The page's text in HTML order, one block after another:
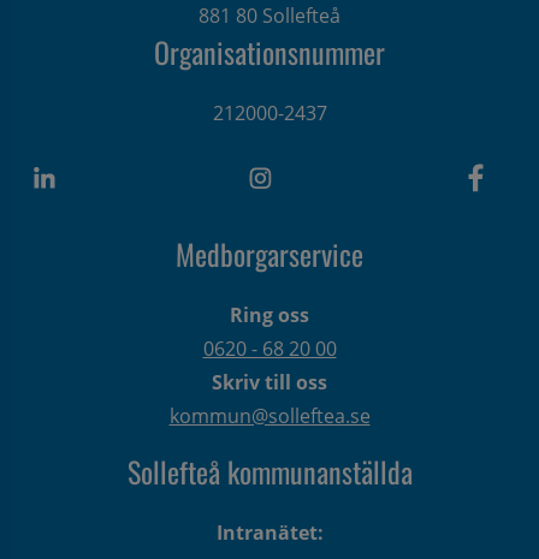
881 80 Sollefteå
Organisationsnummer
212000-2437
Medborgarservice
Ring oss
0620 - 68 20 00
Skriv till oss
kommun@solleftea.se
Sollefteå kommunanställda
Intranätet: